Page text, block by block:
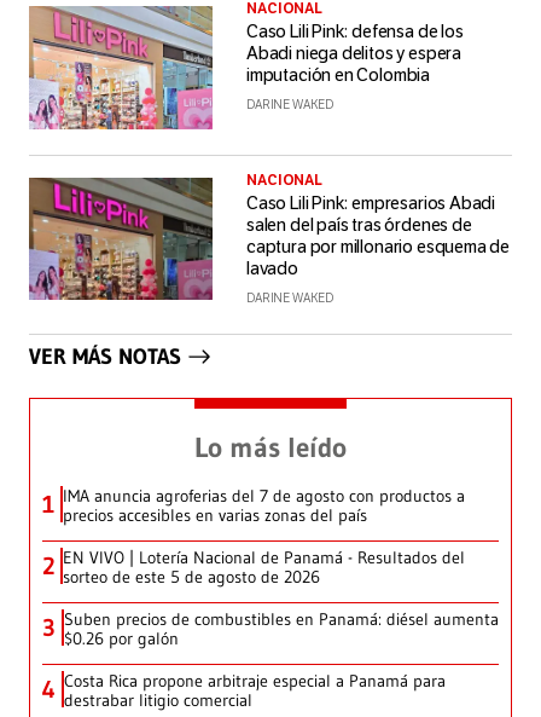
NACIONAL
Caso Lili Pink: defensa de los
Abadi niega delitos y espera
imputación en Colombia
DARINE WAKED
NACIONAL
Caso Lili Pink: empresarios Abadi
salen del país tras órdenes de
captura por millonario esquema de
lavado
DARINE WAKED
VER MÁS NOTAS
Lo más leído
1 IMA anuncia agroferias del 7 de agosto con productos a
precios accesibles en varias zonas del país
2 EN VIVO | Lotería Nacional de Panamá - Resultados del
sorteo de este 5 de agosto de 2026
3 Suben precios de combustibles en Panamá: diésel aumenta
$0.26 por galón
4 Costa Rica propone arbitraje especial a Panamá para
destrabar litigio comercial